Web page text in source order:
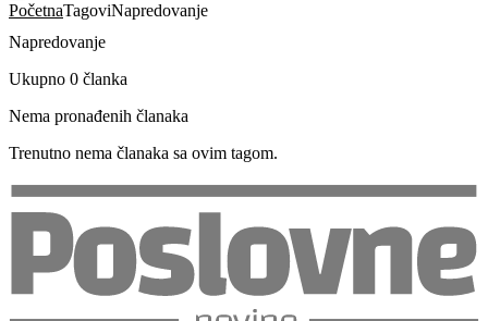
PočetnaTagoviNapredovanje
Napredovanje
Ukupno 0 članka
Nema pronađenih članaka
Trenutno nema članaka sa ovim tagom.